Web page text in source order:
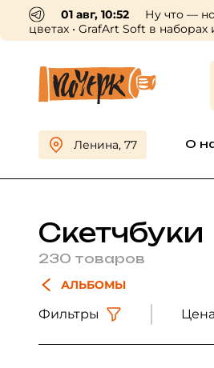
30 июл, 16:56
Пришли
приходите выбирать 😍
Ленина, 77 О
Скетчбуки
230 товаров
АЛЬБОМЫ
Фильтры Цена